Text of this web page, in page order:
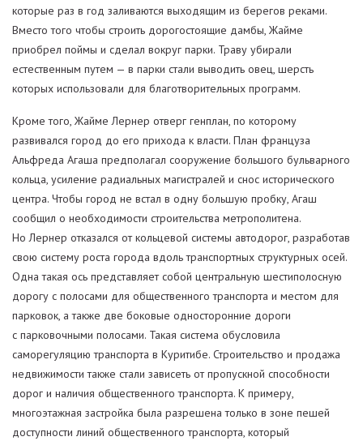
которые раз в год заливаются выходящим из берегов реками.
Вместо того чтобы строить дорогостоящие дамбы, Жайме
приобрел поймы и сделал вокруг парки. Траву убирали
естественным путем — в парки стали выводить овец, шерсть
которых использовали для благотворительных программ.
Кроме того, Жайме Лернер отверг генплан, по которому
развивался город до его прихода к власти. План француза
Альфреда Агаша предполагал сооружение большого бульварного
кольца, усиление радиальных магистралей и снос исторического
центра. Чтобы город не встал в одну большую пробку, Агаш
сообщил о необходимости строительства метрополитена.
Но Лернер отказался от кольцевой системы автодорог, разработав
свою систему роста города вдоль транспортных структурных осей.
Одна такая ось представляет собой центральную шестиполосную
дорогу с полосами для общественного транспорта и местом для
парковок, а также две боковые односторонние дороги
с парковочными полосами. Такая система обусловила
саморегуляцию транспорта в Куритибе. Строительство и продажа
недвижимости также стали зависеть от пропускной способности
дорог и наличия общественного транспорта. К примеру,
многоэтажная застройка была разрешена только в зоне пешей
доступности линий общественного транспорта, который